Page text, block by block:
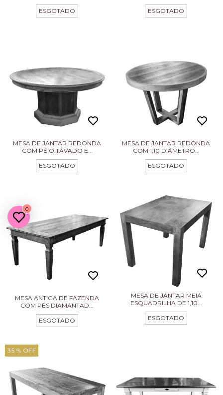
ESGOTADO
ESGOTADO
MESA DE JANTAR REDONDA
COM PÉ OITAVADO E...
ESGOTADO
MESA DE JANTAR REDONDA
COM 1,10 DIÂMETRO...
ESGOTADO
MESA ANTIGA DE FAZENDA
COM PÉS DIAMANTAD...
ESGOTADO
MESA DE JANTAR MEIA
ESQUADRILHA DE 1,10...
ESGOTADO
35 % OFF
0